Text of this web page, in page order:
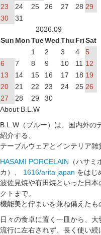
23
24 25 26 27 28 29
30
31
2026.09
Sun MonTueWedThu FriSat
1
2 3 4
5
6
7 8 9 10 11 12
13
14 15 16 17 18 19
20
21 22 23 24 25 26
27
28 29
30
About B.L.W
B.L.W（ブルー）は、国内外の
紹介する、
テーブルウェアとインテリア雑
HASAMI PORCELAIN （ハサミ
カ）、 1616/arita japan をはじ
波佐見焼や有田焼といった日
クトまで。
機能美と佇まいを兼ね備えたも
日々の食卓に置く一皿から、大
流行に左右されず、長く使い